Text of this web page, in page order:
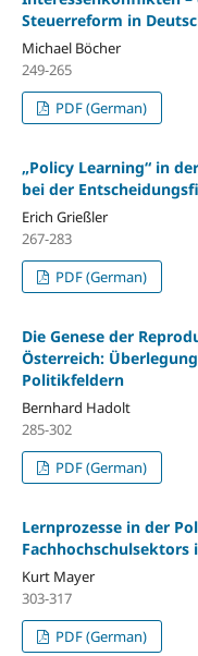
Steuerreform in
Michael Böcher
249-265
PDF (German)
„Policy Learning“ in
bei der
Erich Grießler
267-283
PDF (German)
Die Genese der
Österreich:
Politikfeldern
Bernhard Hadolt
285-302
PDF (German)
Lernprozesse in der
Fachhochschulsektors
Kurt Mayer
303-317
PDF (German)